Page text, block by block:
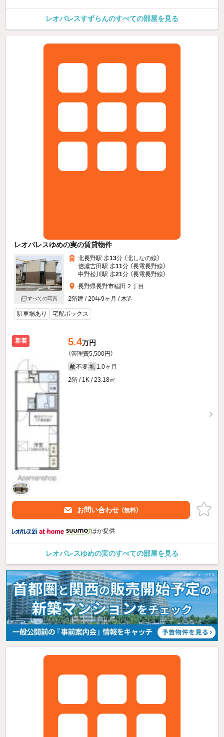
レオパレスすずらんのすべての部屋を見る
レオパレスゆめの実の賃貸物件
すべての写真
北長野駅 歩13分 （北しなの線）
信濃吉田駅 歩11分 （長電長野線）
中野松川駅 歩21分 （長電長野線）
長野県長野市稲田２丁目
2階建 / 20年9ヶ月 / 木造
駐車場あり 宅配ボックス
新着 5.4万円
（管理費5,500円）
敷 不要 礼 1.0ヶ月
2階 / 1K / 23.18㎡
お問い合わせ （無料）
ほか提供
レオパレスゆめの実のすべての部屋を見る